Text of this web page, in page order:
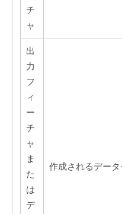
チ
ャ
出
力
フ
ィ
ー
チ
ャ
ま
た
は
デ
作成されるデータ